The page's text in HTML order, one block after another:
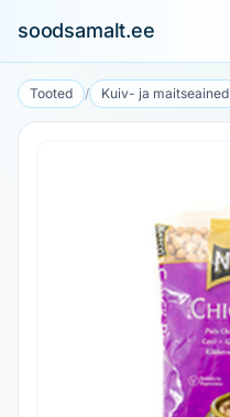
soodsamalt.ee
Tooted / Kuiv- ja maitseained